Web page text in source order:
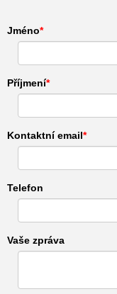
Jméno
Příjmení
Kontaktní email
Telefon
Vaše zpráva